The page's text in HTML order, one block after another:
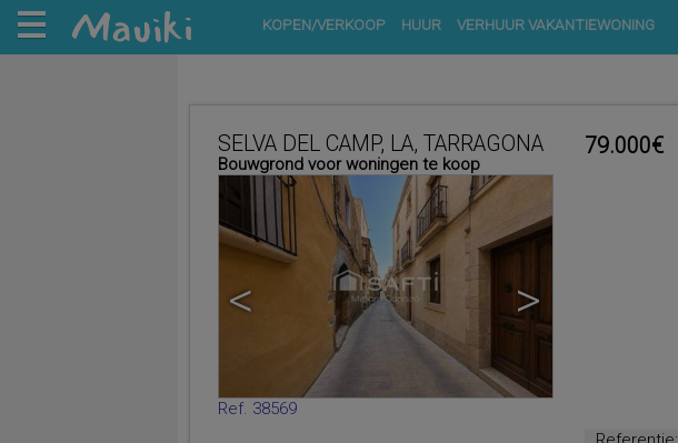
KOPEN/VERKOOP HUUR VERHUUR VAKANTIEWONING
SELVA DEL CAMP, LA, TARRAGONA
Bouwgrond voor woningen te koop
< >
Ref. 38569
79.000€